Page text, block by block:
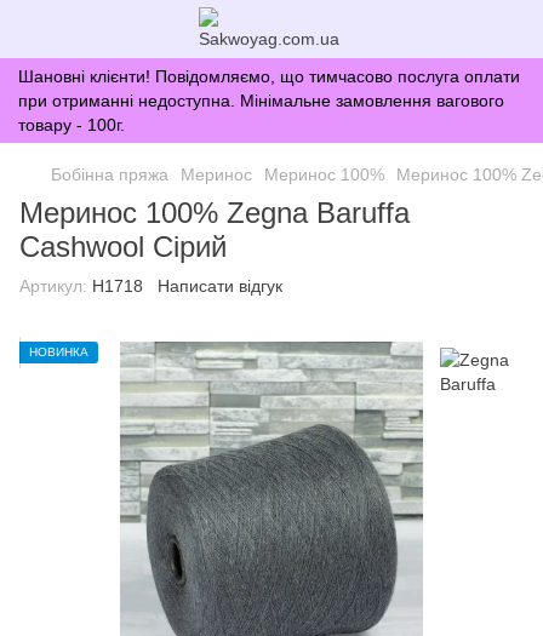
Шановні клієнти! Повідомляємо, що тимчасово послуга оплати
при отриманні недоступна. Мінімальне замовлення вагового
товару - 100г.
Бобінна пряжа Меринос Меринос 100% Меринос 100%
Меринос 100% Zegna Baruffa
Cashwool Сірий
Артикул: H1718 Написати відгук
НОВИНКА